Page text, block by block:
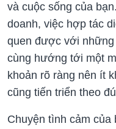
và cuộc sống của
doanh, việc hợp tác
quen được với những
cùng hướng tới một
khoản rõ ràng nên ít
cũng tiến triển theo
Chuyện tình cảm của